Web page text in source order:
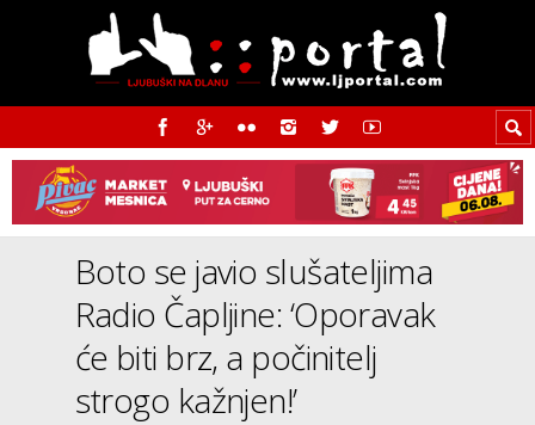
Boto se javio slušateljima
Radio Čapljine: ‘Oporavak
će biti brz, a počinitelj
strogo kažnjen!’